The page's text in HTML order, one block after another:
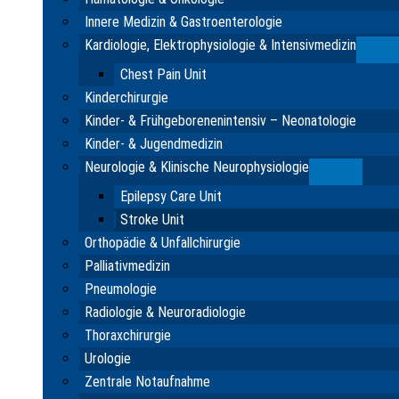
Innere Medizin & Gastroenterologie
Kardiologie, Elektrophysiologie & Intensivmedizin
Chest Pain Unit
Kinderchirurgie
Kinder- & Frühgeborenenintensiv – Neonatologie
Kinder- & Jugendmedizin
Neurologie & Klinische Neurophysiologie
Epilepsy Care Unit
Stroke Unit
Orthopädie & Unfallchirurgie
Palliativmedizin
Pneumologie
Radiologie & Neuroradiologie
Thoraxchirurgie
Urologie
Zentrale Notaufnahme